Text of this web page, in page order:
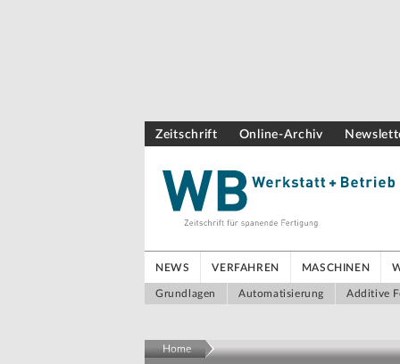
Zeitschrift Online-Archiv
NEWS VERFAHREN MASCHINEN
Grundlagen Automatisierung Additive
Home